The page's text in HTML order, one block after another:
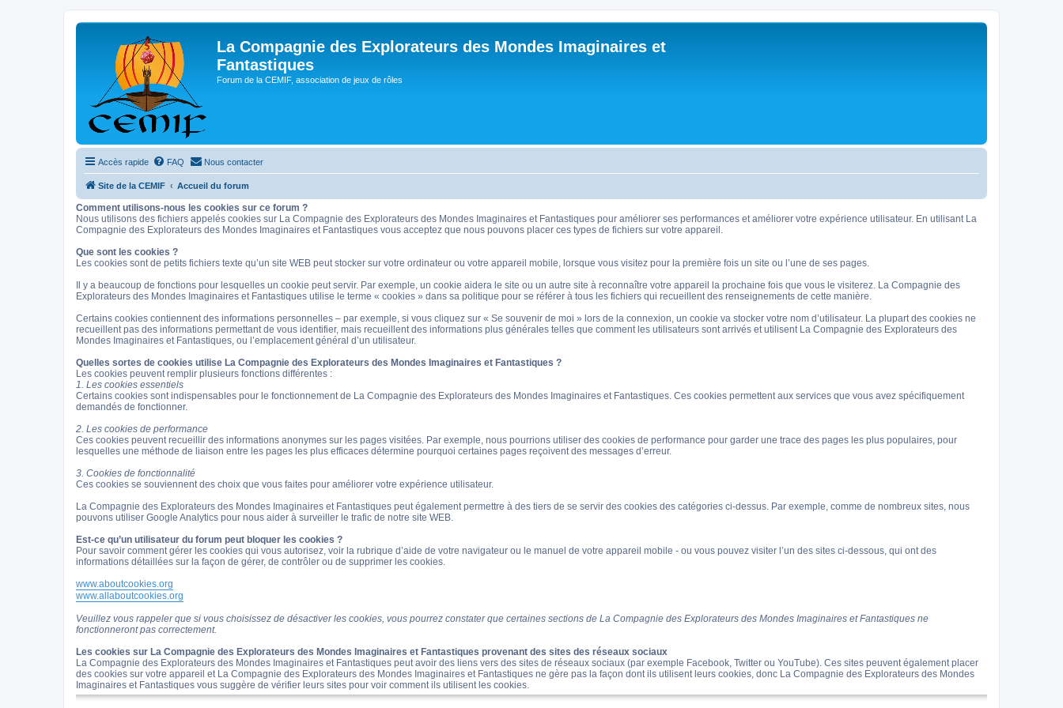
La Compagnie des Explorateurs des Mondes Imaginaires et
Fantastiques
Forum de la CEMIF, association de jeux de rôles
Accès rapide FAQ Nous contacter
Site de la CEMIF Accueil du forum
Comment utilisons-nous les cookies sur ce forum ?
Nous utilisons des fichiers appelés cookies sur La Compagnie des Explorateurs des Mondes Imaginaires et Fantastiques pour améliorer ses performances et améliorer votre expérience utilisateur. En utilisant La
Compagnie des Explorateurs des Mondes Imaginaires et Fantastiques vous acceptez que nous pouvons placer ces types de fichiers sur votre appareil.
Que sont les cookies ?
Les cookies sont de petits fichiers texte qu’un site WEB peut stocker sur votre ordinateur ou votre appareil mobile, lorsque vous visitez pour la première fois un site ou l’une de ses pages.
Il y a beaucoup de fonctions pour lesquelles un cookie peut servir. Par exemple, un cookie aidera le site ou un autre site à reconnaître votre appareil la prochaine fois que vous le visiterez. La Compagnie des
Explorateurs des Mondes Imaginaires et Fantastiques utilise le terme « cookies » dans sa politique pour se référer à tous les fichiers qui recueillent des renseignements de cette manière.
Certains cookies contiennent des informations personnelles – par exemple, si vous cliquez sur « Se souvenir de moi » lors de la connexion, un cookie va stocker votre nom d’utilisateur. La plupart des cookies ne
recueillent pas des informations permettant de vous identifier, mais recueillent des informations plus générales telles que comment les utilisateurs sont arrivés et utilisent La Compagnie des Explorateurs des
Mondes Imaginaires et Fantastiques, ou l’emplacement général d’un utilisateur.
Quelles sortes de cookies utilise La Compagnie des Explorateurs des Mondes Imaginaires et Fantastiques ?
Les cookies peuvent remplir plusieurs fonctions différentes :
1. Les cookies essentiels
Certains cookies sont indispensables pour le fonctionnement de La Compagnie des Explorateurs des Mondes Imaginaires et Fantastiques. Ces cookies permettent aux services que vous avez spécifiquement
demandés de fonctionner.
2. Les cookies de performance
Ces cookies peuvent recueillir des informations anonymes sur les pages visitées. Par exemple, nous pourrions utiliser des cookies de performance pour garder une trace des pages les plus populaires, pour
lesquelles une méthode de liaison entre les pages les plus efficaces détermine pourquoi certaines pages reçoivent des messages d’erreur.
3. Cookies de fonctionnalité
Ces cookies se souviennent des choix que vous faites pour améliorer votre expérience utilisateur.
La Compagnie des Explorateurs des Mondes Imaginaires et Fantastiques peut également permettre à des tiers de se servir des cookies des catégories ci-dessus. Par exemple, comme de nombreux sites, nous
pouvons utiliser Google Analytics pour nous aider à surveiller le trafic de notre site WEB.
Est-ce qu’un utilisateur du forum peut bloquer les cookies ?
Pour savoir comment gérer les cookies qui vous autorisez, voir la rubrique d’aide de votre navigateur ou le manuel de votre appareil mobile - ou vous pouvez visiter l’un des sites ci-dessous, qui ont des
informations détaillées sur la façon de gérer, de contrôler ou de supprimer les cookies.
www.aboutcookies.org
www.allaboutcookies.org
Veuillez vous rappeler que si vous choisissez de désactiver les cookies, vous pourrez constater que certaines sections de La Compagnie des Explorateurs des Mondes Imaginaires et Fantastiques ne
fonctionneront pas correctement.
Les cookies sur La Compagnie des Explorateurs des Mondes Imaginaires et Fantastiques provenant des sites des réseaux sociaux
La Compagnie des Explorateurs des Mondes Imaginaires et Fantastiques peut avoir des liens vers des sites de réseaux sociaux (par exemple Facebook, Twitter ou YouTube). Ces sites peuvent également placer
des cookies sur votre appareil et La Compagnie des Explorateurs des Mondes Imaginaires et Fantastiques ne gère pas la façon dont ils utilisent leurs cookies, donc La Compagnie des Explorateurs des Mondes
Imaginaires et Fantastiques vous suggère de vérifier leurs sites pour voir comment ils utilisent les cookies.